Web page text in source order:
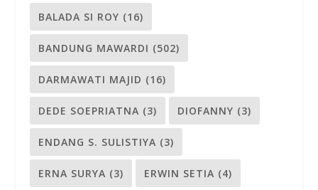
BALADA SI ROY (16)
BANDUNG MAWARDI (502)
DARMAWATI MAJID (16)
DEDE SOEPRIATNA (3) DIOFANNY (3)
ENDANG S. SULISTIYA (3)
ERNA SURYA (3) ERWIN SETIA (4)